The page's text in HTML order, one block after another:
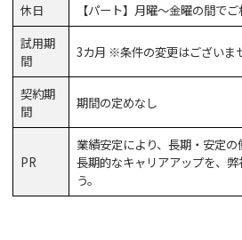
休日
【パート】月曜～金曜の間で
試用期
間
3カ月 ※条件の変更はございま
契約期
間
期間の定めなし
PR
業績安定により、長期・安定の
長期的なキャリアアップを、
う。